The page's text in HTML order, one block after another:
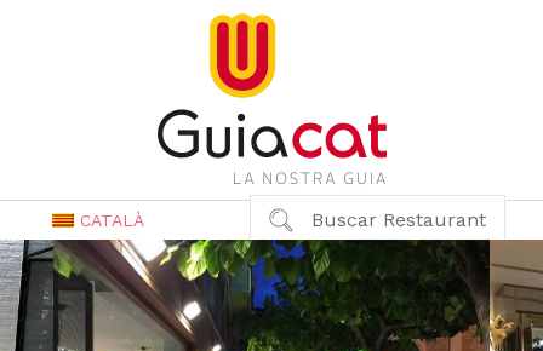
CATALÀ Buscar Restaurant